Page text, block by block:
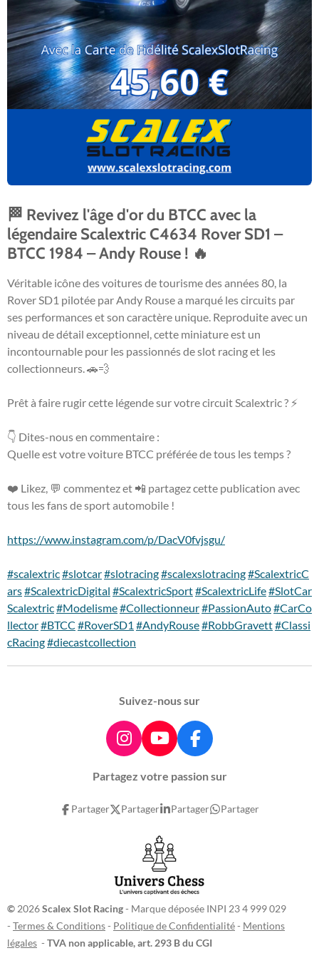
🏁 Revivez l'âge d'or du BTCC avec la
légendaire Scalextric C4634 Rover SD1 –
BTCC 1984 – Andy Rouse ! 🔥
Véritable icône des voitures de tourisme des années 80, la
Rover SD1 pilotée par Andy Rouse a marqué les circuits par
ses performances et son caractère unique. Reproduite avec un
niveau de détail exceptionnel, cette miniature est un
incontournable pour les passionnés de slot racing et les
collectionneurs. 🚗💨
Prêt à faire rugir cette légende sur votre circuit Scalextric ? ⚡
👇 Dites-nous en commentaire :
Quelle est votre voiture BTCC préférée de tous les temps ?
❤️ Likez, 💬 commentez et 📲 partagez cette publication avec
tous les fans de sport automobile !
https://www.instagram.com/p/DacV0fvjsgu/
#scalextric#slotcar#slotracing#scalexslotracing#ScalextricC
ars#ScalextricDigital #ScalextricSport#ScalextricLife#SlotCar
Scalextric#Modelisme#Collectionneur#PassionAuto#CarCo
llector#BTCC #RoverSD1 #AndyRouse#RobbGravett#Classi
cRacing#diecastcollection
Suivez-nous sur
I
s
a
m
Y
u
u
b
e
F
c
b
Partagez votre passion sur
Partager Partager Partager Partager
©2026Scalex Slot Racing- Marque déposée INPI 23 4 999 029
- Termes & Conditions- Politique de Confidentialité- Mentions
légales - TVA non applicable, art. 293 B du CGI